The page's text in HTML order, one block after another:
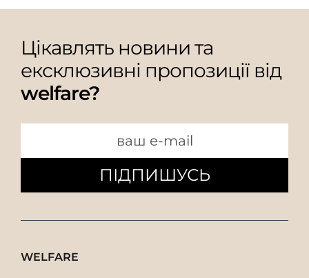
Цікавлять новини та
ексклюзивні пропозиції від
welfare?
ПІДПИШУСЬ
WELFARE